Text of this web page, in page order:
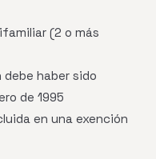
(2 o más
haber sido
de 1995
en una exención